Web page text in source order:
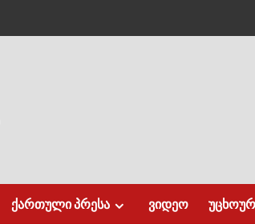
ქართული პრესა ვიდეო